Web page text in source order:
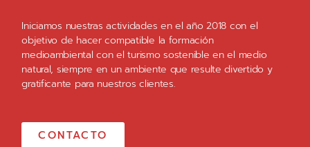
Iniciamos nuestras actividades en el año 2018 con el
objetivo de hacer compatible la formación
medioambiental con el turismo sostenible en el medio
natural, siempre en un ambiente que resulte divertido y
gratificante para nuestros clientes.
CONTACTO